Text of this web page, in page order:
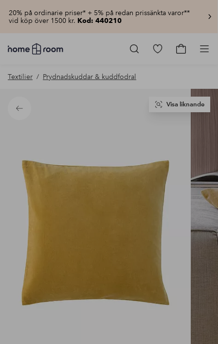
20% på ordinarie priser* + 5% på redan prissänkta varor**
vid köp över 1500 kr. Kod: 440210
Homeroom
–
hemmet
pris
Gå
Gå
Textilier Prydnadskuddar & kuddfodral
Tillbaka
Visa liknande